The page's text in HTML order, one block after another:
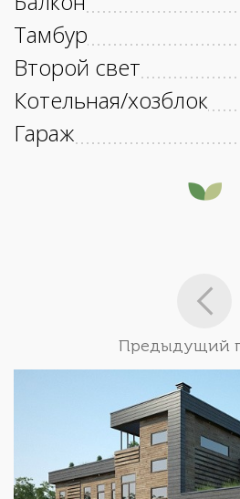
Тамбур
Второй свет
Котельная/хозблок
Гараж
Предыдущий